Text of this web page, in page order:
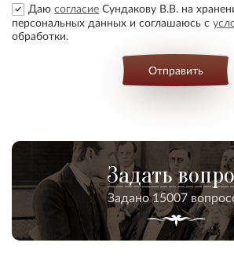
Даю согласие Сундакову В.В. на
персональных данных и соглашаюсь с
обработки.
Отправить
Задать
Задано 15007